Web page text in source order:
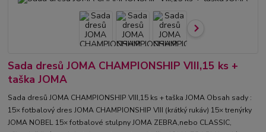
Sada dresů JOMA CHAMPIONSHIP VIII,15 ks +
taška JOMA
Sada dresů JOMA CHAMPIONSHIP VIII,15 ks + taška JOMA Obsah sady :
15× fotbalový dres JOMA CHAMPIONSHIP VIII (krátký rukáv) 15× trenýrky
JOMA NOBEL 15× fotbalové stulpny JOMA ZEBRA,nebo CLASSIC,